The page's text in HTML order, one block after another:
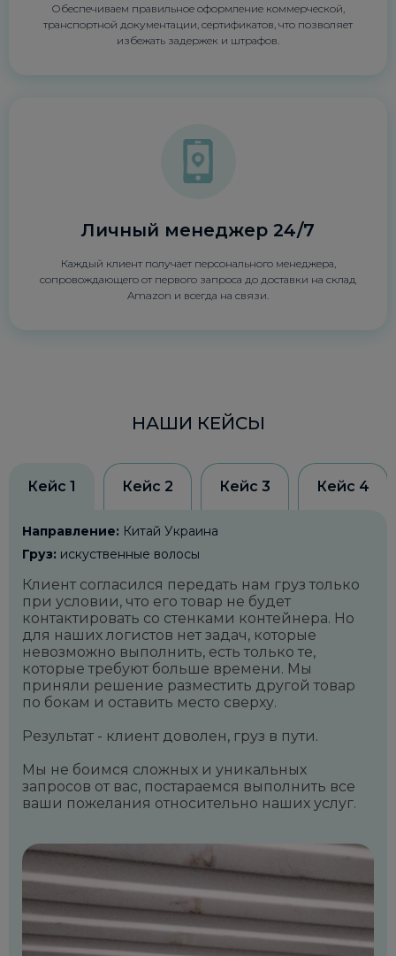
Обеспечиваем правильное оформление коммерческой,
транспортной документации, сертификатов, что позволяет
избежать задержек и штрафов.
Личный менеджер 24/7
Каждый клиент получает персонального менеджера,
сопровождающего от первого запроса до доставки на склад
Amazon и всегда на связи.
НАШИ КЕЙСЫ
Кейс 1 Кейс 2 Кейс 3 Кейс 4
Направление: Китай Украина
Груз: искуственные волосы
Клиент согласился передать нам груз только
при условии, что его товар не будет
контактировать со стенками контейнера. Но
для наших логистов нет задач, которые
невозможно выполнить, есть только те,
которые требуют больше времени. Мы
приняли решение разместить другой товар
по бокам и оставить место сверху.
Результат - клиент доволен, груз в пути.
Мы не боимся сложных и уникальных
запросов от вас, постараемся выполнить все
ваши пожелания относительно наших услуг.